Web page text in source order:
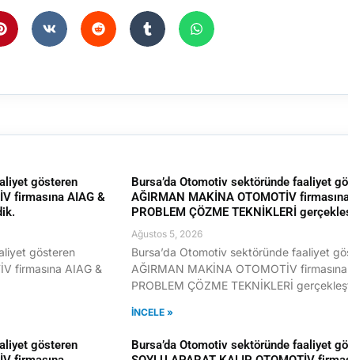
gösteren
firmasına AIAG &
gösteren
firmasına AIAG &
Bursa’da Otomotiv sektöründe faaliyet
AĞIRMAN MAKİNA OTOMOTİV
PROBLEM ÇÖZME TEKNİKLERİ
Ağustos 5, 2026
Bursa’da Otomotiv sektöründe faaliyet
AĞIRMAN MAKİNA OTOMOTİV
PROBLEM ÇÖZME TEKNİKLERİ
İNCELE »
gösteren
Bursa’da Otomotiv sektöründe faaliyet